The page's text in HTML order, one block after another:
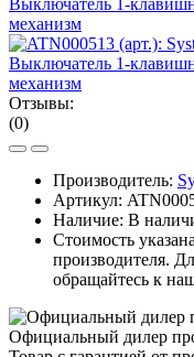
Отзывы:
(0)
Производитель:
Артикул:
Наличие: В
Стоимость
производителя.
обращайтесь к
Официальный дилер